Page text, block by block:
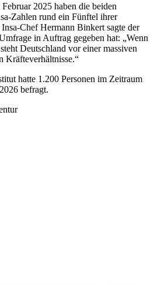
2025 haben die beiden
Zahlen rund ein Fünftel ihrer
Chef Hermann Binkert sagte der
in Auftrag gegeben hat: „Wenn
Deutschland vor einer massiven
Kräfteverhältnisse.“
hatte 1.200 Personen im Zeitraum
befragt.